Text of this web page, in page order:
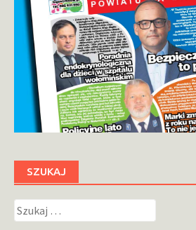
SZUKAJ
Szukaj: